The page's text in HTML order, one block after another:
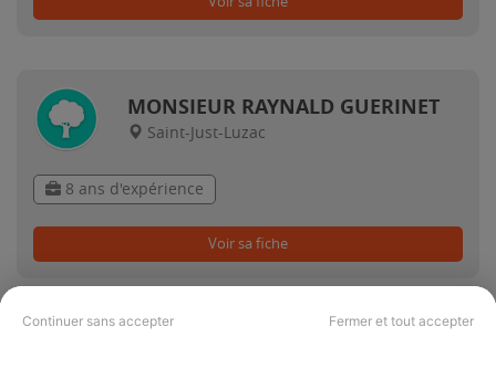
Continuer sans accepter Fermer et tout accepter
MONSIEUR RAYNALD GUERINET
Saint-Just-Luzac
8 ans d'expérience
Voir sa fiche